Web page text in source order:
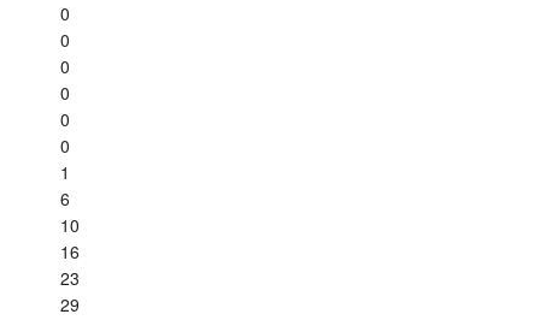
0
0
0
0
0
0
1
6
10
16
23
29